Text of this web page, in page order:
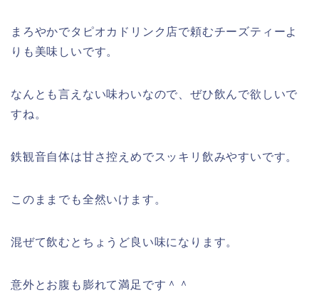
まろやかでタピオカドリンク店で頼むチーズティーよ
りも美味しいです。
なんとも言えない味わいなので、ぜひ飲んで欲しいで
すね。
鉄観音自体は甘さ控えめでスッキリ飲みやすいです。
このままでも全然いけます。
混ぜて飲むとちょうど良い味になります。
意外とお腹も膨れて満足です＾＾